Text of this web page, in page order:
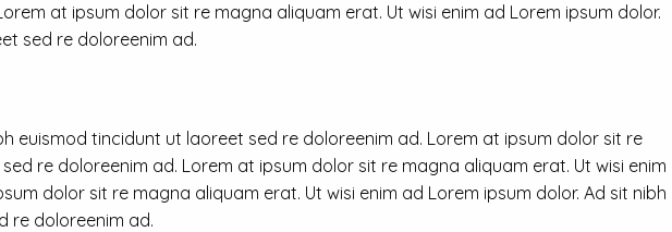
at ipsum dolor sit re magna aliquam erat. Ut wisi enim ad Lorem ipsum dolor.
sed re doloreenim ad.
euismod tincidunt ut laoreet sed re doloreenim ad. Lorem at ipsum dolor sit re
re doloreenim ad. Lorem at ipsum dolor sit re magna aliquam erat. Ut wisi enim
dolor sit re magna aliquam erat. Ut wisi enim ad Lorem ipsum dolor. Ad sit nibh
re doloreenim ad.